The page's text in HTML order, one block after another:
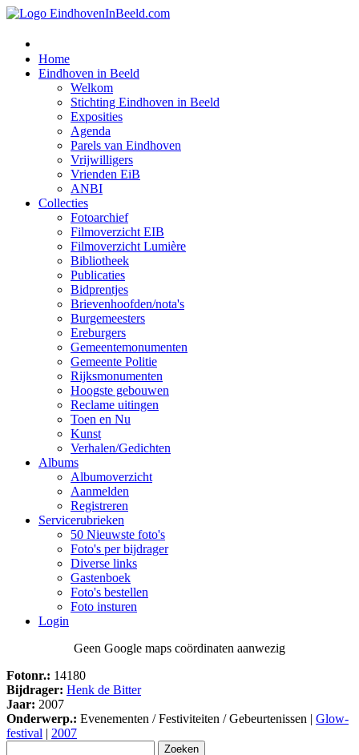
Home
Eindhoven in Beeld
Welkom
Stichting Eindhoven in Beeld
Exposities
Agenda
Parels van Eindhoven
Vrijwilligers
Vrienden EiB
ANBI
Collecties
Fotoarchief
Filmoverzicht EIB
Filmoverzicht Lumière
Bibliotheek
Publicaties
Bidprentjes
Brievenhoofden/nota's
Burgemeesters
Ereburgers
Gemeentemonumenten
Gemeente Politie
Rijksmonumenten
Hoogste gebouwen
Reclame uitingen
Toen en Nu
Kunst
Verhalen/Gedichten
Albums
Albumoverzicht
Aanmelden
Registreren
Servicerubrieken
50 Nieuwste foto's
Foto's per bijdrager
Diverse links
Gastenboek
Foto's bestellen
Foto insturen
Login
Geen Google maps coördinaten aanwezig
Fotonr.: 14180
Bijdrager: Henk de Bitter
Jaar: 2007
Onderwerp.: Evenementen / Festiviteiten / Gebeurtenissen | Glow-
festival | 2007